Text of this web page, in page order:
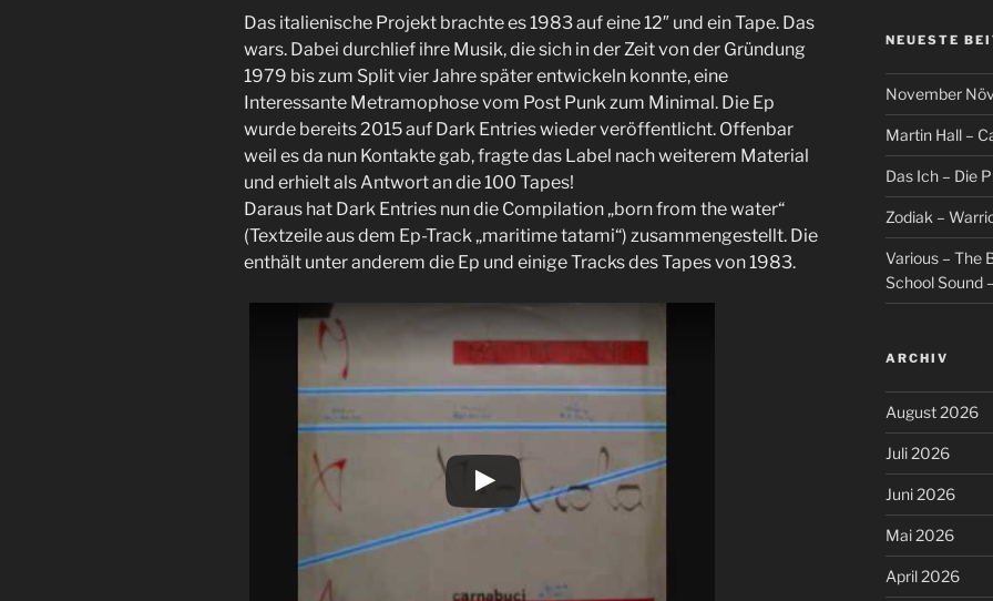
Das italienische Projekt brachte es 1983 auf eine 12″ und ein Tape. Das
wars. Dabei durchlief ihre Musik, die sich in der Zeit von der Gründung
1979 bis zum Split vier Jahre später entwickeln konnte, eine
Interessante Metramophose vom Post Punk zum Minimal. Die Ep
wurde bereits 2015 auf Dark Entries wieder veröffentlicht. Offenbar
weil es da nun Kontakte gab, fragte das Label nach weiterem Material
und erhielt als Antwort an die 100 Tapes!
Daraus hat Dark Entries nun die Compilation „born from the water“
(Textzeile aus dem Ep-Track „maritime tatami“) zusammengestellt. Die
enthält unter anderem die Ep und einige Tracks des Tapes von 1983.
NEUESTE
November
Martin Hall –
Das Ich – Die
Zodiak –
Various – The
School Sound
ARCHIV
August 2026
Juli 2026
Juni 2026
Mai 2026
April 2026